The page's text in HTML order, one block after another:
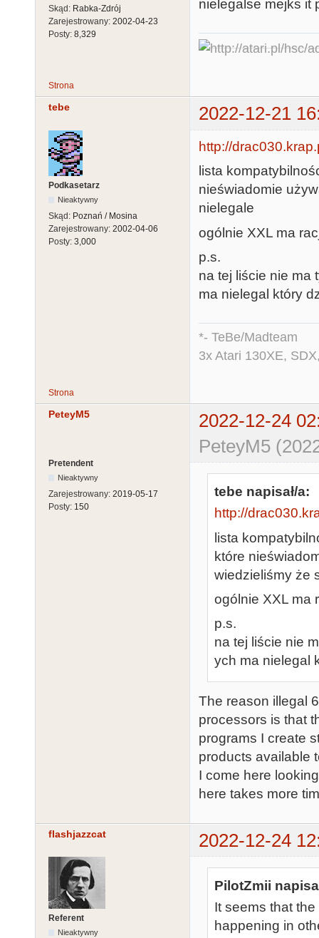
Skąd: Rabka-Zdrój
Zarejestrowany: 2002-04-23
Posty: 8,329
nielegalse mejks it
Strona
tebe 2022-12-21
Podkasetarz
Nieaktywny
Skąd: Poznań / Mosina
Zarejestrowany: 2002-04-06
Posty: 3,000
http://
lista
nieświadomie
nielegale
ogólnie XXL ma
p.s.
na tej liście nie ma
ma nielegal który
*- TeBe/Madteam
3x Atari 130XE,
Strona
PeteyM5
2022-12-24
PeteyM5
Pretendent
Nieaktywny
Zarejestrowany: 2019-05-17
Posty: 150
tebe napisał/a:
http://
lista
które
wiedzieliśmy że
ogólnie XXL ma
p.s.
na tej liście nie
ych ma nielegal
The reason illegal
processors is that
programs I create
products available
I come here
here takes more
flashjazzcat 2022-12-24
Referent
Nieaktywny
PilotZmii
It seems that
happening in